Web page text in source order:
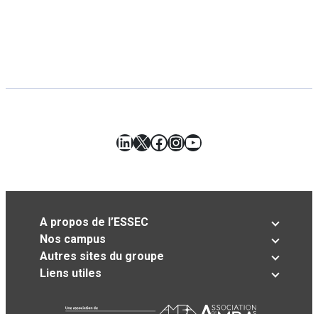
LinkedIn
X Facebook
Instagram
YouTube
A propos de l’ESSEC
Nos campus
Autres sites du groupe
Liens utiles